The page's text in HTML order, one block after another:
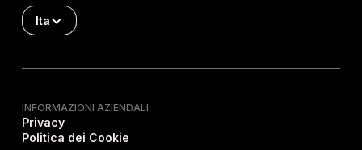
Ita
INFORMAZIONI AZIENDALI
Privacy
Politica dei Cookie